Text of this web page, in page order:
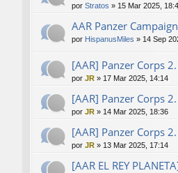
por Stratos » 15 Mar 2025,
AAR Panzer
por HispanusMiles » 14 Sep
[AAR] Panzer Corps
por JR » 17 Mar 2025, 14:14
[AAR] Panzer Corps
por JR » 14 Mar 2025, 18:36
[AAR] Panzer Corps
por JR » 13 Mar 2025, 17:14
[AAR EL REY